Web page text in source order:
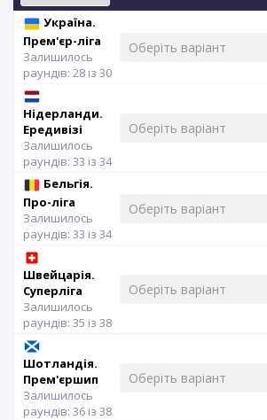
Україна.
Прем'єр-ліга
Залишилось
раундів: 28 із 30
Нідерланди.
Ередивізі
Залишилось
раундів: 33 із 34
Бельгія.
Про-ліга
Залишилось
раундів: 33 із 34
Швейцарія.
Суперліга
Залишилось
раундів: 35 із 38
Шотландія.
Прем'єршип
Залишилось
раундів: 36 із 38